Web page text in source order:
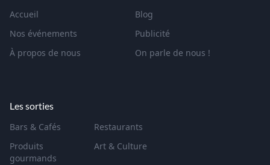
Accueil
Blog
Nos événements
Publicité
À propos de nous
On parle de nous !
Les sorties
Bars & Cafés
Restaurants
Produits
gourmands
Art & Culture